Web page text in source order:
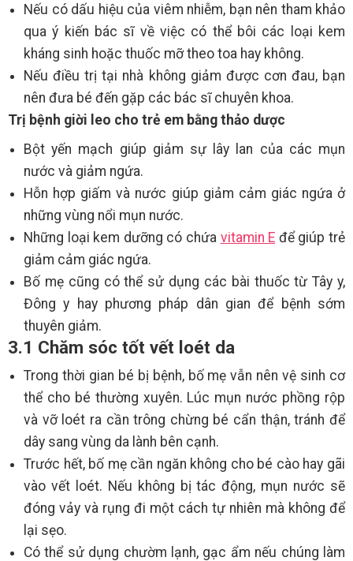
Nếu có dấu hiệu của viêm nhiễm, bạn nên tham khảo
qua ý kiến bác sĩ về việc có thể bôi các loại kem
kháng sinh hoặc thuốc mỡ theo toa hay không.
Nếu điều trị tại nhà không giảm được cơn đau, bạn
nên đưa bé đến gặp các bác sĩ chuyên khoa.
Trị bệnh giời leo cho trẻ em bằng thảo dược
Bột yến mạch giúp giảm sự lây lan của các mụn
nước và giảm ngứa.
Hỗn hợp giấm và nước giúp giảm cảm giác ngứa ở
những vùng nổi mụn nước.
Những loại kem dưỡng có chứa vitamin E để giúp trẻ
giảm cảm giác ngứa.
Bố mẹ cũng có thể sử dụng các bài thuốc từ Tây y,
Đông y hay phương pháp dân gian để bệnh sớm
thuyên giảm.
3.1 Chăm sóc tốt vết loét da
Trong thời gian bé bị bệnh, bố mẹ vẫn nên vệ sinh cơ
thể cho bé thường xuyên. Lúc mụn nước phồng rộp
và vỡ loét ra cần trông chừng bé cẩn thận, tránh để
dây sang vùng da lành bên cạnh.
Trước hết, bố mẹ cần ngăn không cho bé cào hay gãi
vào vết loét. Nếu không bị tác động, mụn nước sẽ
đóng vảy và rụng đi một cách tự nhiên mà không để
lại sẹo.
Có thể sử dụng chườm lạnh, gạc ẩm nếu chúng làm